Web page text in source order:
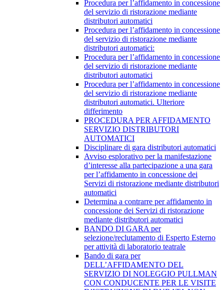
Procedura per l’affidamento in concessione
del servizio di ristorazione mediante
distributori automatici
Procedura per l’affidamento in concessione
del servizio di ristorazione mediante
distributori automatici:
Procedura per l’affidamento in concessione
del servizio di ristorazione mediante
distributori automatici
Procedura per l’affidamento in concessione
del servizio di ristorazione mediante
distributori automatici. Ulteriore
differimento
PROCEDURA PER AFFIDAMENTO
SERVIZIO DISTRIBUTORI
AUTOMATICI
Disciplinare di gara distributori automatici
Avviso esplorativo per la manifestazione
d’interesse alla partecipazione a una gara
per l’affidamento in concessione dei
Servizi di ristorazione mediante distributori
automatici
Determina a contrarre per affidamento in
concessione dei Servizi di ristorazione
mediante distributori automatici
BANDO DI GARA per
selezione/reclutamento di Esperto Esterno
per attività di laboratorio teatrale
Bando di gara per
DELL’AFFIDAMENTO DEL
SERVIZIO DI NOLEGGIO PULLMAN
CON CONDUCENTE PER LE VISITE